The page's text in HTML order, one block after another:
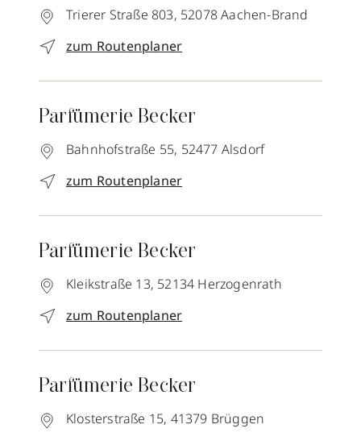
Trierer Straße 803, 52078Aachen-Brand
zum Routenplaner
Parfümerie Becker
Bahnhofstraße 55, 52477 Alsdorf
zum Routenplaner
Parfümerie Becker
Kleikstraße 13, 52134 Herzogenrath
zum Routenplaner
Parfümerie Becker
Klosterstraße 15, 41379 Brüggen